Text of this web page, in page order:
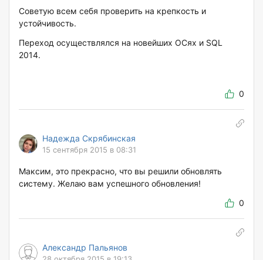
Советую всем себя проверить на крепкость и
устойчивость.
Переход осуществлялся на новейших ОСях и SQL
2014.
0
Надежда Скрябинская
15 сентября 2015 в 08:31
Максим, это прекрасно, что вы решили обновлять
систему. Желаю вам успешного обновления!
0
Александр Пальянов